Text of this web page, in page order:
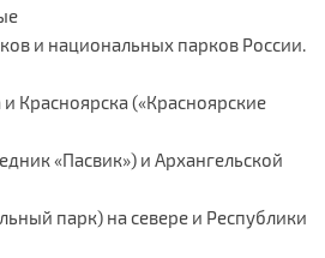
и национальных парков России.
Красноярска («Красноярские
«Пасвик») и Архангельской
парк) на севере и Республики